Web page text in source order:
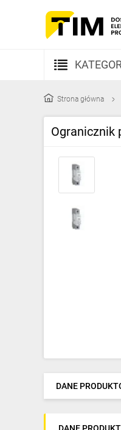
Kable i przewody
Rozdzielnice i
Elementy
Gniazda i łączniki
Ogrzewanie
Elektronarzędzia i
Strona główna
Ogranicznik
DANE
DANE